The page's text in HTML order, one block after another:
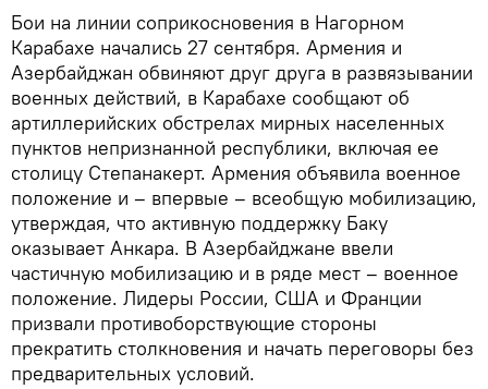
Бои на линии соприкосновения в Нагорном
Карабахе начались 27 сентября. Армения и
Азербайджан обвиняют друг друга в развязывании
военных действий, в Карабахе сообщают об
артиллерийских обстрелах мирных населенных
пунктов непризнанной республики, включая ее
столицу Степанакерт. Армения объявила военное
положение и – впервые – всеобщую мобилизацию,
утверждая, что активную поддержку Баку
оказывает Анкара. В Азербайджане ввели
частичную мобилизацию и в ряде мест – военное
положение. Лидеры России, США и Франции
призвали противоборствующие стороны
прекратить столкновения и начать переговоры без
предварительных условий.